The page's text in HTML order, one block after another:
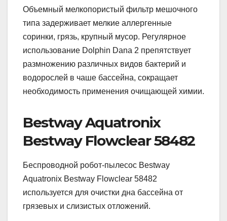
Объемный мелкопористый фильтр мешочного
типа задерживает мелкие аллергенные
соринки, грязь, крупный мусор. Регулярное
использование Dolphin Dana 2 препятствует
размножению различных видов бактерий и
водорослей в чаше бассейна, сокращает
необходимость применения очищающей химии.
Bestway Aquatronix
Bestway Flowclear 58482
Беспроводной робот-пылесос Bestway
Aquatronix Bestway Flowclear 58482
используется для очистки дна бассейна от
грязевых и слизистых отложений.